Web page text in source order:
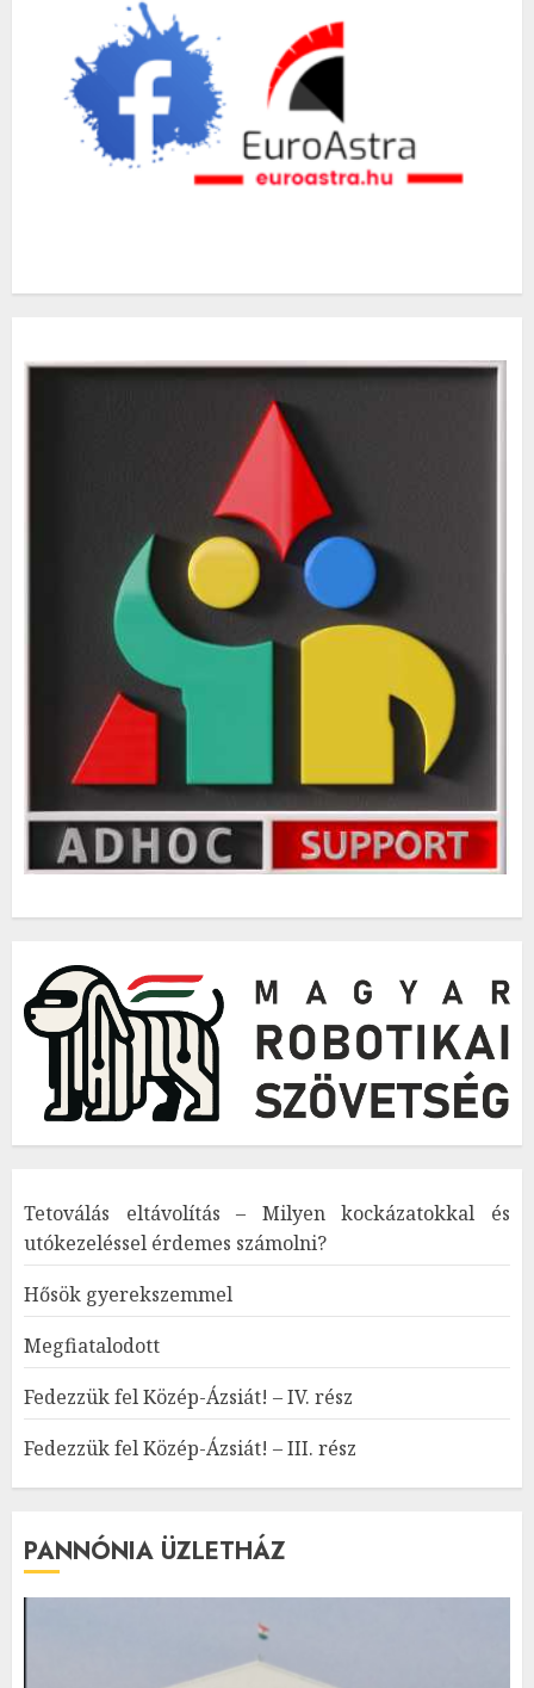
Tetoválás eltávolítás – Milyen kockázatokkal és
utókezeléssel érdemes számolni?
Hősök gyerekszemmel
Megfiatalodott
Fedezzük fel Közép-Ázsiát! – IV. rész
Fedezzük fel Közép-Ázsiát! – III. rész
PANNÓNIA ÜZLETHÁZ